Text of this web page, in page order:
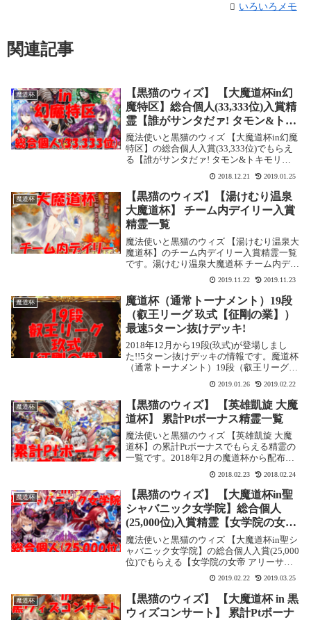
いろいろメモ
関連記事
魔道杯
【黒猫のウィズ】 【大魔道杯in幻
魔特区】総合個人(33,333位)入賞精
霊【誰がサンタだァ! タモン&トキ
モリ(L)】
魔法使いと黒猫のウィズ 【大魔道杯in幻魔
特区】の総合個人入賞(33,333位)でもらえ
る【誰がサンタだァ! タモン&トキモリ
(L)】の情報です。今月の魔道杯は総合個人
入賞順位が33,333位になっています。【大
魔道杯in幻魔特区】総合個人...
2018.12.21 2019.01.25
魔道杯
【黒猫のウィズ】【湯けむり温泉
大魔道杯】 チーム内デイリー入賞
精霊一覧
魔法使いと黒猫のウィズ 【湯けむり温泉大
魔道杯】のチーム内デイリー入賞精霊一覧
です。湯けむり温泉大魔道杯 チーム内デイ
リー入賞精霊チーム内デイリーランキング
7,000位入賞賞品いい汗流す貧乏神 カフ
ク・アバラヤ(L)2色以上のパネルで回
復、...
2019.11.22 2019.11.23
魔道杯
魔道杯（通常トーナメント）19段
（叡王リーグ 玖式【征剛の業】）
最速5ターン抜けデッキ!
2018年12月から19段(玖式)が登場しまし
た!!5ターン抜けデッキの情報です。魔道杯
（通常トーナメント）19段（叡王リーグ
玖式【征剛の業】）基本情報推奨デッキ火
属性(3戦目に光・闇の攻撃が必要)消費魔力
25獲得ゴールド120,000く...
2019.01.26 2019.02.22
魔道杯
【黒猫のウィズ】 【英雄凱旋 大魔
道杯】 累計Ptボーナス精霊一覧
魔法使いと黒猫のウィズ 【英雄凱旋 大魔
道杯】の累計Ptボーナスでもらえる精霊の
一覧です。2018年2月の魔道杯から配布精
霊が2体になりました。また、配布はレジ
ェンド状態になります。累計Ptボーナス報
酬精霊聖サタニック女学院(L)5ターン溜...
2018.02.23 2018.02.24
魔道杯
【黒猫のウィズ】 【大魔道杯in聖
シャバニック女学院】総合個人
(25,000位)入賞精霊【女学院の女帝
アリーサ・ベルゴン(L)】
魔法使いと黒猫のウィズ 【大魔道杯in聖シ
ャバニック女学院】の総合個人入賞(25,000
位)でもらえる【女学院の女帝 アリーサ・
ベルゴン(L)】の情報です。【大魔道杯in聖
シャバニック女学院】総合個人ランキング
25,000位入賞精霊 【女学...
2019.02.22 2019.03.25
魔道杯
【黒猫のウィズ】 【大魔道杯 in 黒
ウィズコンサート】 累計Ptボーナ